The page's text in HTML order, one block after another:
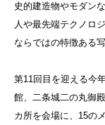
史的建造物やモダン
人や最先端テクノロ
ならではの特徴ある
第11回目を迎える今
館、⼆条城⼆の丸御
カ所を会場に、15の